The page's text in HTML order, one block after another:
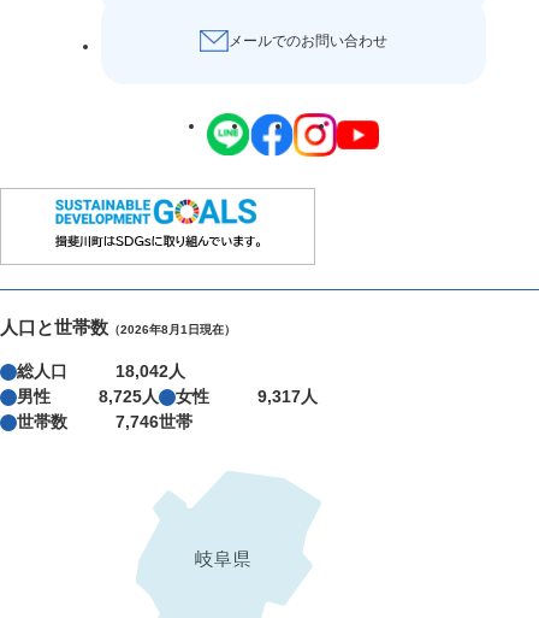
メールでのお問い合わせ
人口と世帯数 （2026年8月1日現在）
総人口
18,042人
男性
8,725人 女性
9,317人
世帯数
7,746世帯